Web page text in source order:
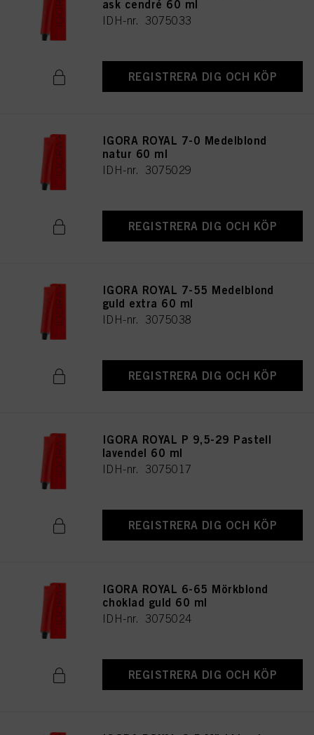
ask cendré 60 ml
IDH-nr. 3075033
REGISTRERA DIG OCH KÖP
IGORA ROYAL 7-0 Medelblond
natur 60 ml
IDH-nr. 3075029
REGISTRERA DIG OCH KÖP
IGORA ROYAL 7-55 Medelblond
guld extra 60 ml
IDH-nr. 3075038
REGISTRERA DIG OCH KÖP
IGORA ROYAL P 9,5-29 Pastell
lavendel 60 ml
IDH-nr. 3075017
REGISTRERA DIG OCH KÖP
IGORA ROYAL 6-65 Mörkblond
choklad guld 60 ml
IDH-nr. 3075024
REGISTRERA DIG OCH KÖP